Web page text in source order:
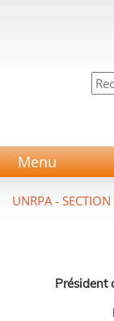
Menu
Président
UNRPA -